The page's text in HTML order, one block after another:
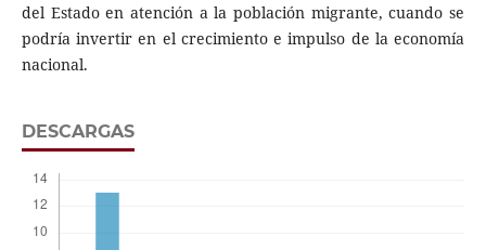
del Estado en atención a la población migrante, cuando se
podría invertir en el crecimiento e impulso de la economía
nacional.
DESCARGAS